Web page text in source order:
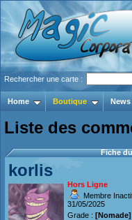
Rechercher une carte :
Home Boutique News
Liste des
Fiche
korlis
Hors Ligne
Membre
31/05/2025
Grade : [Nomade]